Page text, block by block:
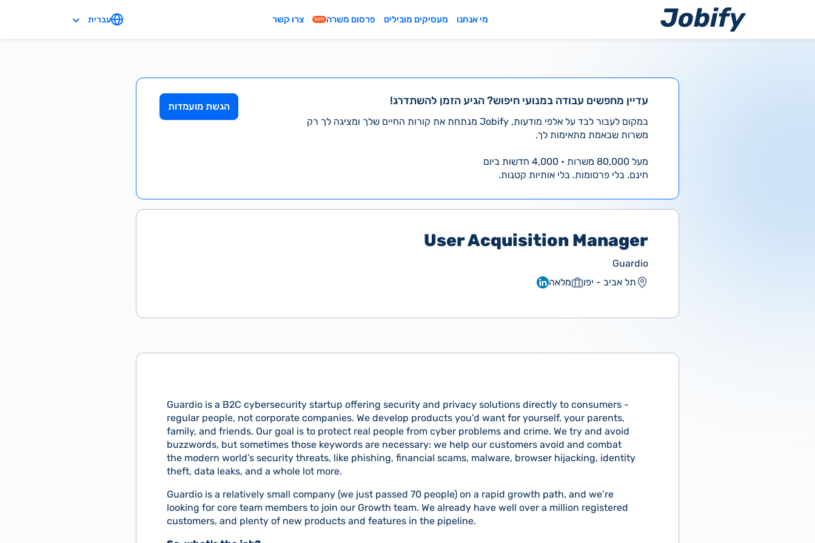
מי אנחנו מעסיקים מובילים פרסום משרה חינם צרו קשר עברית
עדיין מחפשים עבודה במנועי חיפוש? הגיע הזמן להשתדרג!
במקום לעבור לבד על אלפי מודעות, Jobify מנתחת את קורות החיים שלך ומציגה לך רק
משרות שבאמת מתאימות לך.
מעל 80,000 משרות • 4,000 חדשות ביום
חינם. בלי פרסומות. בלי אותיות קטנות.
הגשת מועמדות
User Acquisition Manager
Guardio
תל אביב - יפו
מלאה
Guardio is a B2C cybersecurity startup offering security and privacy solutions directly to consumers -
regular people, not corporate companies. We develop products you’d want for yourself, your parents,
family, and friends. Our goal is to protect real people from cyber problems and crime. We try and avoid
buzzwords, but sometimes those keywords are necessary: we help our customers avoid and combat
the modern world’s security threats, like phishing, financial scams, malware, browser hijacking, identity
theft, data leaks, and a whole lot more.
Guardio is a relatively small company (we just passed 70 people) on a rapid growth path, and we’re
looking for core team members to join our Growth team. We already have well over a million registered
customers, and plenty of new products and features in the pipeline.